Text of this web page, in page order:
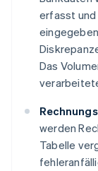
erfasst und
Das
werden
Tabelle